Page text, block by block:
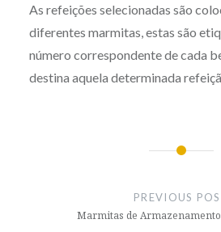
As refeições selecionadas são
diferentes marmitas, estas são
número correspondente de cada
destina aquela determinada
PREVIOUS
Marmitas de